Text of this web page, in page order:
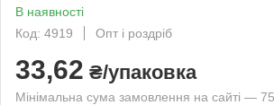
В наявності
Код: 4919
Опт і роздріб
33,62 ₴/упаковка
Мінімальна сума замовлення на сайті —